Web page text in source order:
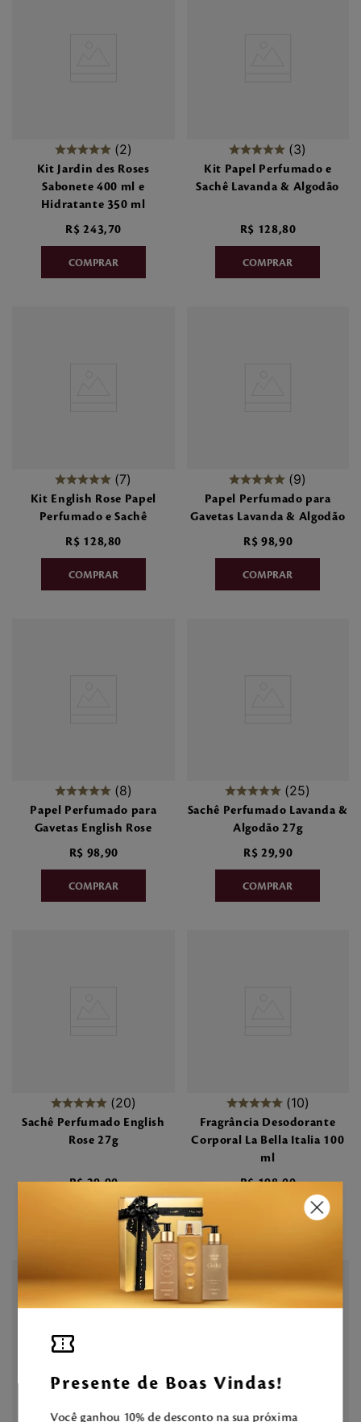
Presente de Boas Vindas!
Você ganhou 10% de desconto na sua próxima
2
Kit Jardin des Roses
Sabonete 400 ml e
Hidratante 350 ml
R$ 243,70
3
Kit Papel Perfumado e
Sachê Lavanda & Algodão
R$ 128,80
7
Kit English Rose Papel
Perfumado e Sachê
R$ 128,80
9
Papel Perfumado para
Gavetas Lavanda & Algodão
R$ 98,90
8
Papel Perfumado para
Gavetas English Rose
R$ 98,90
25
Sachê Perfumado Lavanda &
Algodão 27g
R$ 29,90
20
Sachê Perfumado English
Rose 27g
R$ 29,90
10
Fragrância Desodorante
Corporal La Bella Italia 100
ml
R$ 198,00